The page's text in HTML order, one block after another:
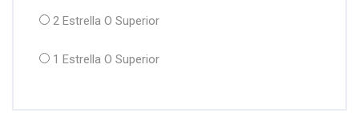
2 Estrella O Superior
1 Estrella O Superior